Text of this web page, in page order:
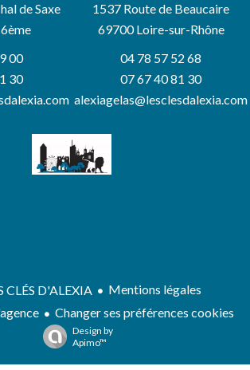
de Saxe
00
30
1537 Route de Beaucaire
69700 Loire-sur-Rhône
04 78 57 52 68
07 67 40 81 30
alexiagelas@lesclesdalexia.com
CLÉS D'ALEXIA
Mentions légales
Changer ses préférences cookies
Design by
Apimo™